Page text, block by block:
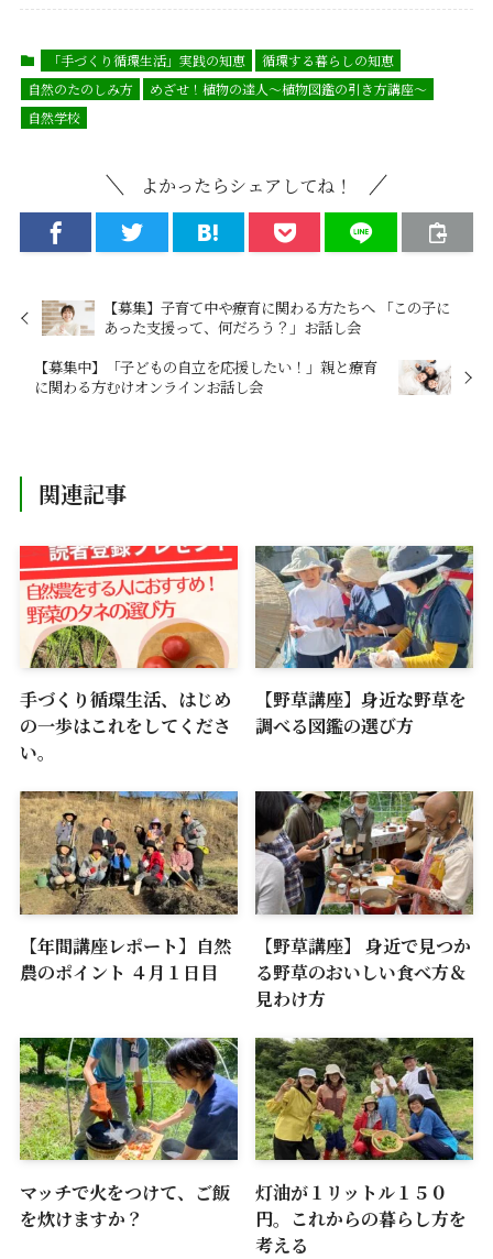
「手づくり循環生活」実践の知恵
循環する暮らしの知恵
自然のたのしみ方
めざせ！植物の達人〜植物図鑑の引き方講座〜
自然学校
よかったらシェアしてね！
【募集】子育て中や療育に関わる方たちへ 「この子に
あった支援って、何だろう？」お話し会
【募集中】「子どもの自立を応援したい！」親と療育
に関わる方むけオンラインお話し会
関連記事
手づくり循環生活、はじめ
の一歩はこれをしてくださ
い。
【野草講座】身近な野草を
調べる図鑑の選び方
【年間講座レポート】自然
農のポイント ４月１日目
【野草講座】 身近で見つか
る野草のおいしい食べ方＆
見わけ方
マッチで火をつけて、ご飯
を炊けますか？
灯油が１リットル１５０
円。これからの暮らし方を
考える